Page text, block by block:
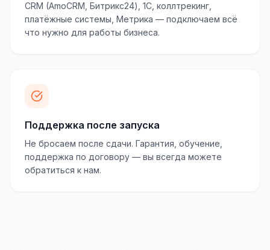
CRM (AmoCRM, Битрикс24), 1С, коллтрекинг,
платёжные системы, Метрика — подключаем всё
что нужно для работы бизнеса.
Поддержка после запуска
Не бросаем после сдачи. Гарантия, обучение,
поддержка по договору — вы всегда можете
обратиться к нам.